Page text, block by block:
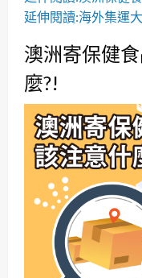
延伸閱讀:海外集運
澳洲寄保健
麼?!